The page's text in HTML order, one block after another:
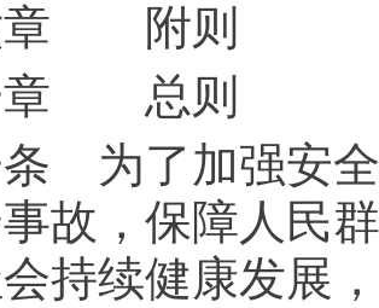
章 附则
章 总则
为了加强安
故，保障人民
持续健康发展